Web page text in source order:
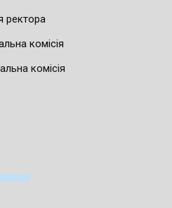
ректора
комісія
комісія